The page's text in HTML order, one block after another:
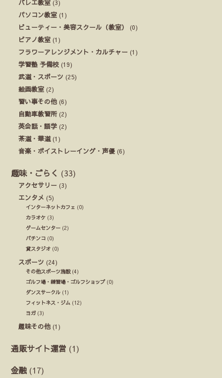
バレエ教室 (3)
パソコン教室 (1)
ビューティー・美容スクール（教室）
(0)
ピアノ教室 (1)
フラワーアレンジメント・カルチャー (1)
学習塾 予備校 (19)
武道・スポーツ (25)
絵画教室 (2)
習い事その他 (6)
自動車教習所(2)
英会話・語学 (2)
茶道・華道(1)
音楽・ボイストレーイング・声優 (6)
趣味・ごらく (33)
アクセサリー (3)
エンタメ (5)
インターネットカフェ (0)
カラオケ (3)
ゲームセンター (2)
パチンコ (0)
貸スタジオ (0)
スポーツ (24)
その他スポーツ施設(4)
ゴルフ場・練習場・ゴルフショップ(0)
ダンスサークル (1)
フィットネス・ジム (12)
ヨガ (3)
趣味その他 (1)
通販サイト運営 (1)
金融 (17)